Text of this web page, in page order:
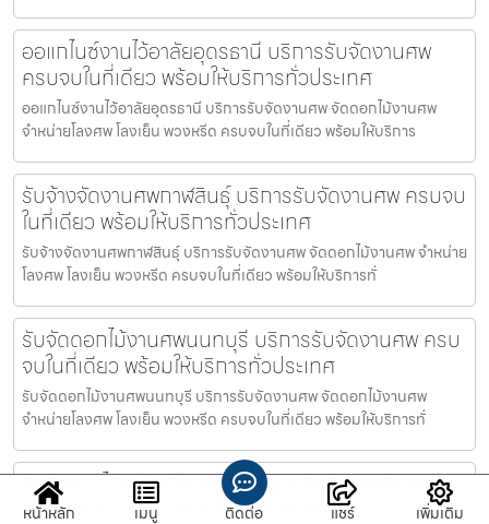
ออแกไนซ์งานไว้อาลัยอุดรธานี บริการรับจัดงานศพ
ครบจบในที่เดียว พร้อมให้บริการทั่วประเทศ
ออแกไนซ์งานไว้อาลัยอุดรธานี บริการรับจัดงานศพ จัดดอกไม้งานศพ
จำหน่ายโลงศพ โลงเย็น พวงหรีด ครบจบในที่เดียว พร้อมให้บริการ
รับจ้างจัดงานศพกาฬสินธุ์ บริการรับจัดงานศพ ครบจบ
ในที่เดียว พร้อมให้บริการทั่วประเทศ
รับจ้างจัดงานศพกาฬสินธุ์ บริการรับจัดงานศพ จัดดอกไม้งานศพ จำหน่าย
โลงศพ โลงเย็น พวงหรีด ครบจบในที่เดียว พร้อมให้บริการทั่
รับจัดดอกไม้งานศพนนทบุรี บริการรับจัดงานศพ ครบ
จบในที่เดียว พร้อมให้บริการทั่วประเทศ
รับจัดดอกไม้งานศพนนทบุรี บริการรับจัดงานศพ จัดดอกไม้งานศพ
จำหน่ายโลงศพ โลงเย็น พวงหรีด ครบจบในที่เดียว พร้อมให้บริการทั่
รับจัดงานไว้อาลัยเชียงราย บริการรับจัดงานศพ ครบ
จบในที่เดียว พร้อมให้บริการทั่วประเทศ
หน้าหลัก เมนู ติดต่อ แชร์ เพิ่มเติม